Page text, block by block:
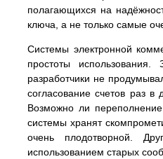
полагающихся на
ключа, а не только самые
Системы электронной
простоты
разработчики не
согласование счетов раз
Возможно ли
системы хранят
очень плодотворной.
использованием старых